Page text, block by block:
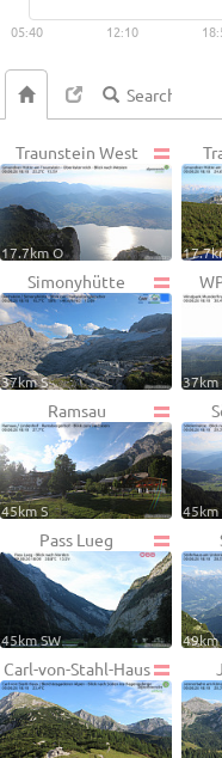
05:40 12:10
Traunstein West
17.7km O
Simonyhütte
37km S 37km
Ramsau
45km S 45km
Pass Lueg
45km SW 49km
Carl-von-Stahl-Haus